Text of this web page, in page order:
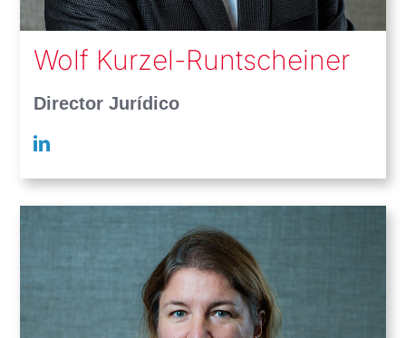
Wolf Kurzel-Runtscheiner
Director Jurídico